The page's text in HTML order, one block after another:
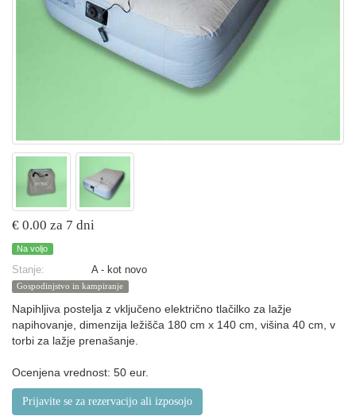
€ 0.00 za 7 dni
Na voljo
Stanje: A - kot novo
Gospodinjstvo in kampiranje
Napihljiva postelja z vključeno električno tlačilko za lažje
napihovanje, dimenzija ležišča 180 cm x 140 cm, višina 40 cm, v
torbi za lažje prenašanje.
Ocenjena vrednost: 50 eur.
Prijavite se za rezervacijo ali izposojo